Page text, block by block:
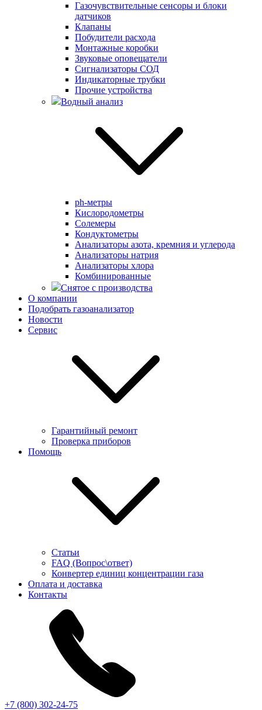
Газочувствительные сенсоры и блоки
датчиков
Клапаны
Побудители расхода
Монтажные коробки
Звуковые оповещатели
Сигнализаторы СОД
Индикаторные трубки
Прочие устройства
Водный анализ
ph-метры
Кислородометры
Солемеры
Кондуктометры
Анализаторы азота, кремния и углерода
Анализаторы натрия
Анализаторы хлора
Комбинированные
Снятое с производства
О компании
Подобрать газоанализатор
Новости
Сервис
Гарантийный ремонт
Проверка приборов
Помощь
Статьи
FAQ (Вопрос\ответ)
Конвертер единиц концентрации газа
Оплата и доставка
Контакты
+7 (800) 302-24-75